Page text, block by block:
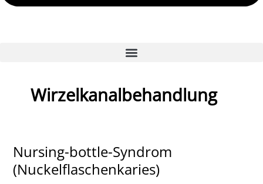
Wirzelkanalbehandlung
Nursing-bottle-Syndrom
(Nuckelflaschenkaries)
Nursing-
bottle-
Syndrom